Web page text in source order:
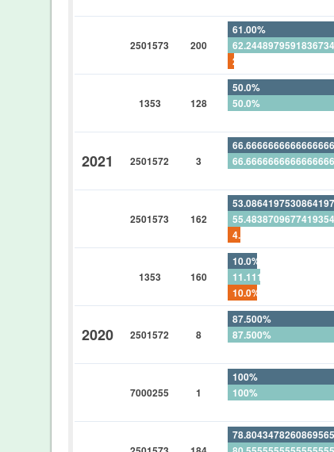
2501573 200
61.00%
2.00%
1353 128
50.0%
50.0%
2021 2501572 3
2501573 162
1353 160
10.0%
10.0%
2020 2501572 8
87.500%
87.500%
7000255 1
100%
100%